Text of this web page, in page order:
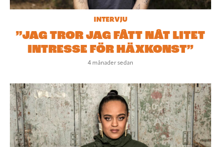
INTERVJU
”JAG TROR JAG FÅTT NÅT LITET
INTRESSE FÖR HÄXKONST”
4 månader sedan